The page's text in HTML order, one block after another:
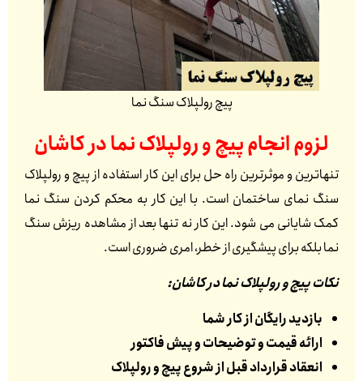
پیچ رولپلاک سنگ نما
لزوم انجام پیچ و رولپلاک نما درکاشان
تنهاترین و موثرترین راه حل برای این کار استفاده از پیچ و رولپلاک
سنگ نمای ساختمان است. با این کار به محکم کردن سنگ نما
کمک شایانی می شود. این کار نه تنها بعد از مشاهده ریزش سنگ
نما بلکه برای پیشگیری از خطر، امری ضروری است.
نکات پیچ و رولپلاک نما در کاشان:
بازدید رایگان از کار شما
ارائه قیمت و توضیحات و پیش فاکتور
انعقاد قرارداد قبل از شروع پیچ و رولپلاک